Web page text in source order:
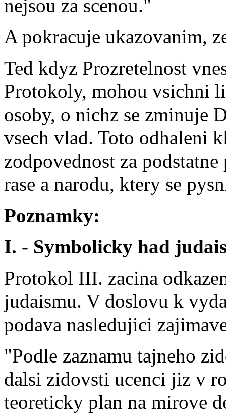
nejsou za scenou."
A pokracuje ukazovanim,
Ted kdyz Prozretelnost
Protokoly, mohou vsichni
osoby, o nichz se zminuje
vsech vlad. Toto odhaleni
zodpovednost za
rase a narodu, ktery se
Poznamky:
I. - Symbolicky had
Protokol III. zacina
judaismu. V doslovu k
podava nasledujici
"Podle zaznamu tajneho
dalsi zidovsti ucenci jiz v
teoreticky plan na mirove